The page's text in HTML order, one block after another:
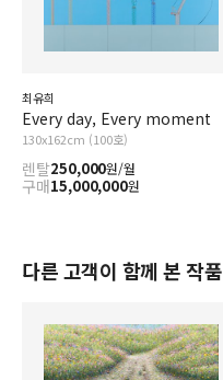
최유희
Every day, Every moment
130x162cm (100호)
렌탈250,000원/월
구매15,000,000원
다른 고객이 함께 본 작품